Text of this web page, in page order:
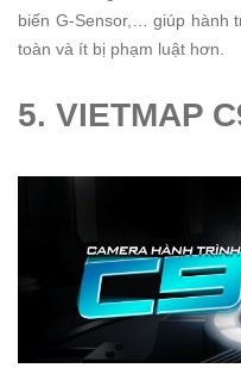
biến G-Sensor,… giúp hành
toàn và ít bị phạm luật hơn.
5. VIETMAP